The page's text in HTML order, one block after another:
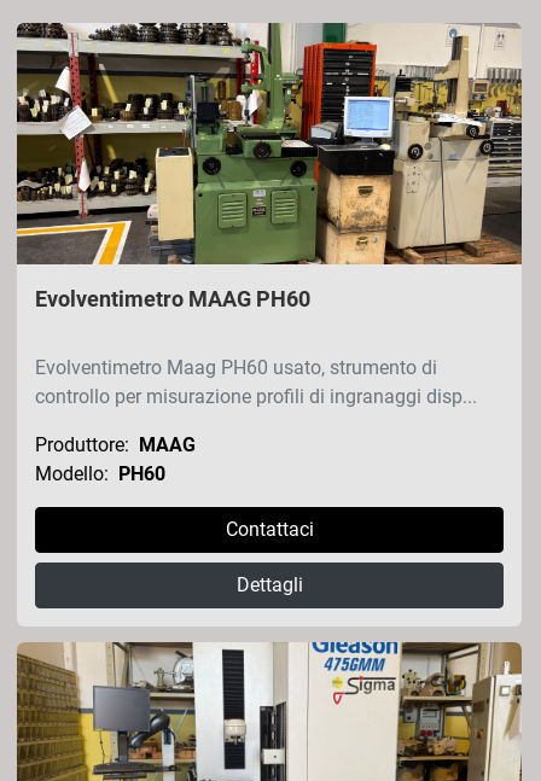
Ordina per
Evolventimetro MAAG PH60
Evolventimetro Maag PH60 usato, strumento di
controllo per misurazione profili di ingranaggi disp...
Produttore: MAAG
Modello: PH60
Contattaci
Dettagli